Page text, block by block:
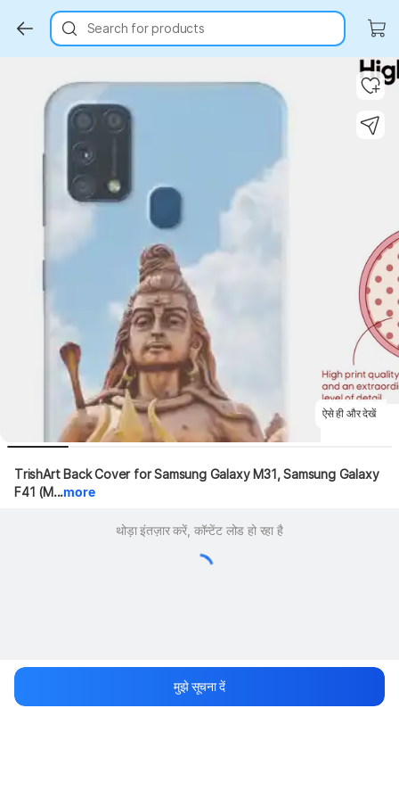
Search for products
Key Highlights
ऐसे ही और देखें
TrishArt Back Cover for Samsung Galaxy M31, Samsung Galaxy
F41 (M...more
थोड़ा इंतज़ार करें, कॉन्टेंट लोड हो रहा है
मुझे सूचना दें